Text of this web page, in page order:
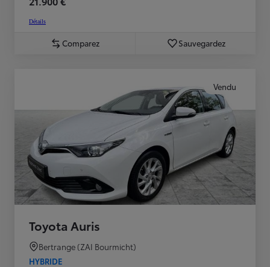
Détails
Comparez Sauvegardez
Vendu
Toyota Auris
Bertrange (ZAI Bourmicht)
HYBRIDE